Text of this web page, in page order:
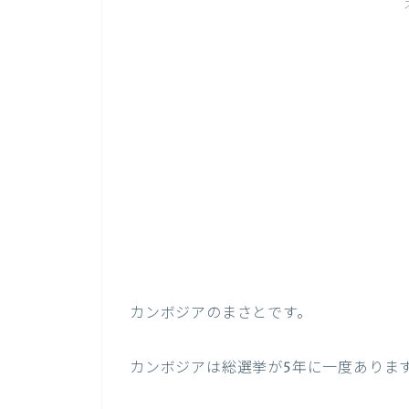
カンボジアのまさとです。
カンボジアは総選挙が5年に一度あります